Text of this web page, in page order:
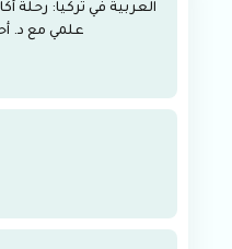
العربية في تركيا: رحلة
علمي مع د.